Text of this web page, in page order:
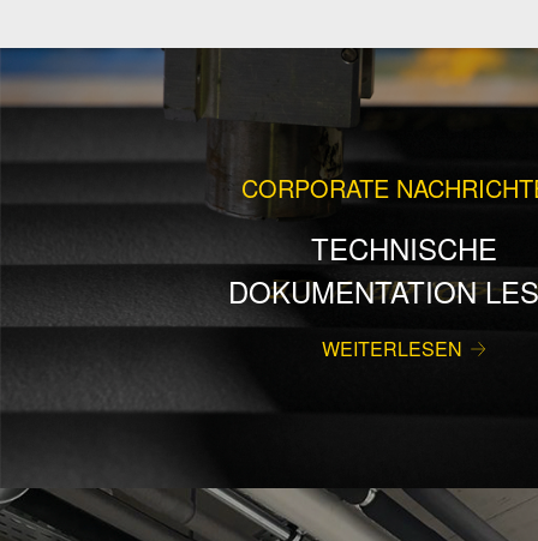
CORPORATE
TECHNISCHE
DOKUMENTATION
WEITERLESEN